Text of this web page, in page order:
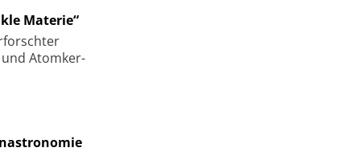
Materie“
und Atom­ker­